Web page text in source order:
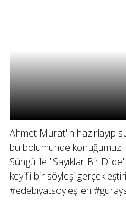
Ahmet Murat'ın hazırlayıp
bu bölümünde
Süngü ile "Sayıklar Bir
keyifli bir söyleşi
#edebiyatsöyleşileri